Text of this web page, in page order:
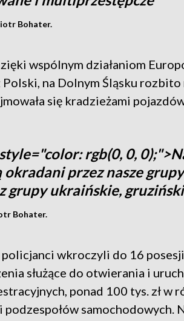
Bohater.
wspólnym działaniom
na Dolnym Śląsku
się kradzieżami
rgb(0, 0,
okradani przez nasze
grupy ukraińskie,
Bohater.
policjanci wkroczyli do 16
służące do otwierania i
ponad 100 tys. zł w
samochodowych.